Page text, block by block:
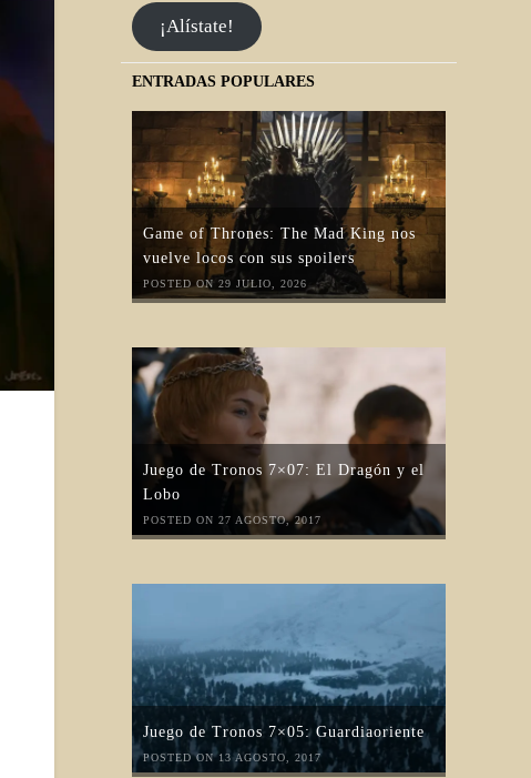
¡Alístate!
ENTRADAS POPULARES
Game of Thrones: The Mad King nos
vuelve locos con sus spoilers
POSTED ON 29 JULIO, 2026
Juego de Tronos 7×07: El Dragón y el
Lobo
POSTED ON 27 AGOSTO, 2017
Juego de Tronos 7×05: Guardiaoriente
POSTED ON 13 AGOSTO, 2017